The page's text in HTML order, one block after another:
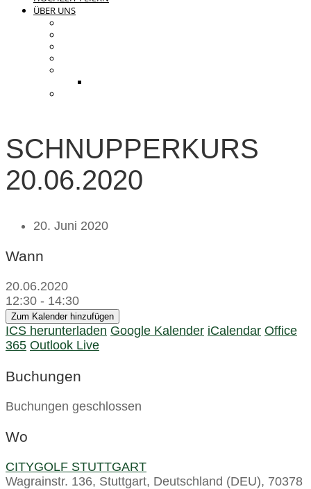
ÜBER UNS
SCHNUPPERKURS
20.06.2020
20. Juni 2020
Wann
20.06.2020
12:30 - 14:30
Zum Kalender hinzufügen
ICS herunterladen Google Kalender iCalendar Office
365 Outlook Live
Buchungen
Buchungen geschlossen
Wo
CITYGOLF STUTTGART
Wagrainstr. 136, Stuttgart, Deutschland (DEU), 70378